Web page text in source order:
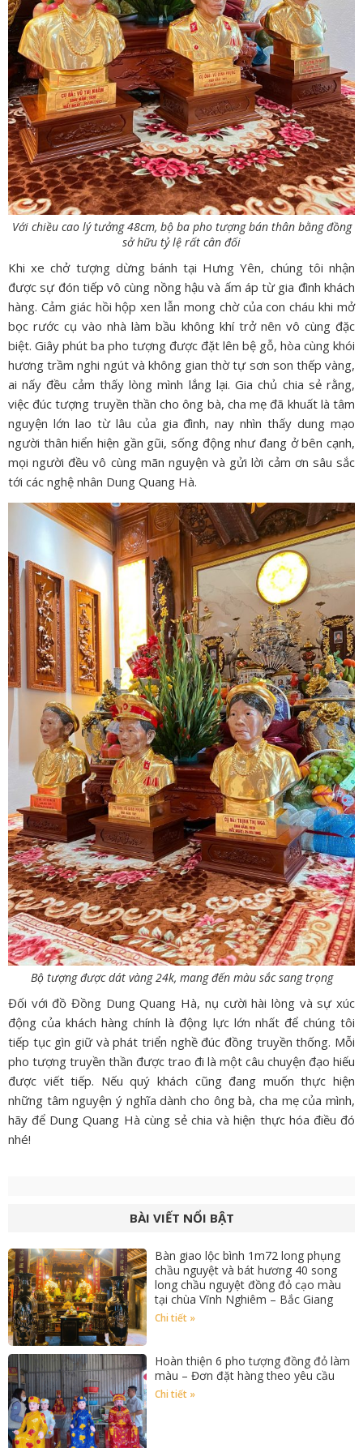
Với chiều cao lý tưởng 48cm, bộ ba pho tượng bán thân bằng đồng
sở hữu tỷ lệ rất cân đối
Khi xe chở tượng dừng bánh tại Hưng Yên, chúng tôi nhận
được sự đón tiếp vô cùng nồng hậu và ấm áp từ gia đình khách
hàng. Cảm giác hồi hộp xen lẫn mong chờ của con cháu khi mở
bọc rước cụ vào nhà làm bầu không khí trở nên vô cùng đặc
biệt. Giây phút ba pho tượng được đặt lên bệ gỗ, hòa cùng khói
hương trầm nghi ngút và không gian thờ tự sơn son thếp vàng,
ai nấy đều cảm thấy lòng mình lắng lại. Gia chủ chia sẻ rằng,
việc đúc tượng truyền thần cho ông bà, cha mẹ đã khuất là tâm
nguyện lớn lao từ lâu của gia đình, nay nhìn thấy dung mạo
người thân hiển hiện gần gũi, sống động như đang ở bên cạnh,
mọi người đều vô cùng mãn nguyện và gửi lời cảm ơn sâu sắc
tới các nghệ nhân Dung Quang Hà.
Bộ tượng được dát vàng 24k, mang đến màu sắc sang trọng
Đối với đồ Đồng Dung Quang Hà, nụ cười hài lòng và sự xúc
động của khách hàng chính là động lực lớn nhất để chúng tôi
tiếp tục gìn giữ và phát triển nghề đúc đồng truyền thống. Mỗi
pho tượng truyền thần được trao đi là một câu chuyện đạo hiếu
được viết tiếp. Nếu quý khách cũng đang muốn thực hiện
những tâm nguyện ý nghĩa dành cho ông bà, cha mẹ của mình,
hãy để Dung Quang Hà cùng sẻ chia và hiện thực hóa điều đó
nhé!
BÀI VIẾT NỔI BẬT
Bàn giao lộc bình 1m72 long phụng
chầu nguyệt và bát hương 40 song
long chầu nguyệt đồng đỏ cạo màu
tại chùa Vĩnh Nghiêm – Bắc Giang
Chi tiết »
Hoàn thiện 6 pho tượng đồng đỏ làm
màu – Đơn đặt hàng theo yêu cầu
Chi tiết »